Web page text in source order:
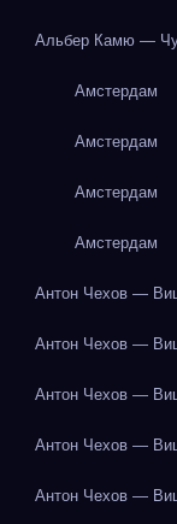
Альбер Камю —
Амстердам
Амстердам
Амстердам
Амстердам
Антон Чехов —
Антон Чехов —
Антон Чехов —
Антон Чехов —
Антон Чехов —